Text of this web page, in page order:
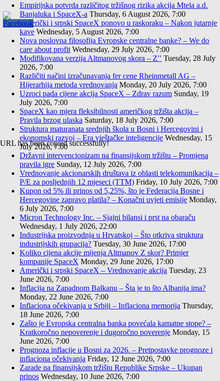
URL has been copied successfully!
Empirijska potvrda različitog tržišnog rizika akcija Mtela a.d.
Banjaluka i SpaceX-a Thursday, 6 August 2026, 7:00
Američki i srpski SpaceX ponovo u raskoraku – Nakon jutarnje
kave Wednesday, 5 August 2026, 7:00
Nova poslovna filosofija Evropske centralne banke? – We do
care about profit Wednesday, 29 July 2026, 7:00
Modifikovana verzija Altmanovog skora – Z′′ Tuesday, 28 July
2026, 7:00
Različiti načini izračunavanja fer cene Rheinmetall AG –
Hijerarhija metoda vrednovanja Monday, 20 July 2026, 7:00
Uzroci pada cijene akcija SpaceX – Zdrav razum Sunday, 19
July 2026, 7:00
SpaceX kao mjera fleksibilnosti američkog tržišta akcija –
Pravila brzog ulaska Saturday, 18 July 2026, 7:00
Struktura maturanata srednjih škola u Bosni i Hercegovini i
ekonomski razvoj – Era vještačke inteligencije Wednesday, 15
July 2026, 7:00
Državni intervencionizam na finansijskom tržištu – Promjena
pravila igre Sunday, 12 July 2026, 7:00
Vrednovanje akcionarskih društava iz oblasti telekomunikacija –
P/E za posljednjih 12 mjeseci (TTM) Friday, 10 July 2026, 7:00
Kupon od 5% ili prinos od 5,25%, što je Federacija Bosne i
Hercegovine zapravo platila? – Konačni uvjeti emisije Monday,
6 July 2026, 7:00
Micron Technology Inc. – Sjajni bilansi i prst na obaraču
Wednesday, 1 July 2026, 22:00
Industrijska proizvodnja u Hrvatskoj – Što otkriva struktura
industrijskih grupacija? Tuesday, 30 June 2026, 17:00
Koliko cijena akcije mijenja Altmanov Z skor? Primjer
kompanije SpaceX Monday, 29 June 2026, 17:00
Američki i srpski SpaceX – Vrednovanje akcija Tuesday, 23
June 2026, 7:00
Inflacija na Zapadnom Balkanu – Šta je to što Albanija ima?
Monday, 22 June 2026, 7:00
Inflaciona očekivanja u Srbiji – Inflaciona memorija Thursday,
18 June 2026, 7:00
Zašto je Evropska centralna banka povećala kamatne stope? –
Kratkoročno nepoverenje i dugoročno poverenje Monday, 15
June 2026, 7:00
Prognoza inflacije u Bosni za 2026. – Pretpostavke prognoze i
inflaciona očekivanja Friday, 12 June 2026, 7:00
Zarade na finansijskom tržištu Republike Srpske – Ukupan
prinos Wednesday, 10 June 2026, 7:00